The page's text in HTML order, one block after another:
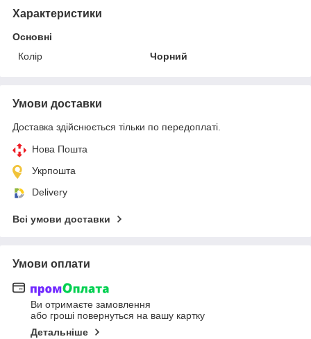
Характеристики
Основні
Колір
Чорний
Умови доставки
Доставка здійснюється тільки по передоплаті.
Нова Пошта
Укрпошта
Delivery
Всі умови доставки
Умови оплати
Ви отримаєте замовлення
або гроші повернуться на вашу картку
Детальніше